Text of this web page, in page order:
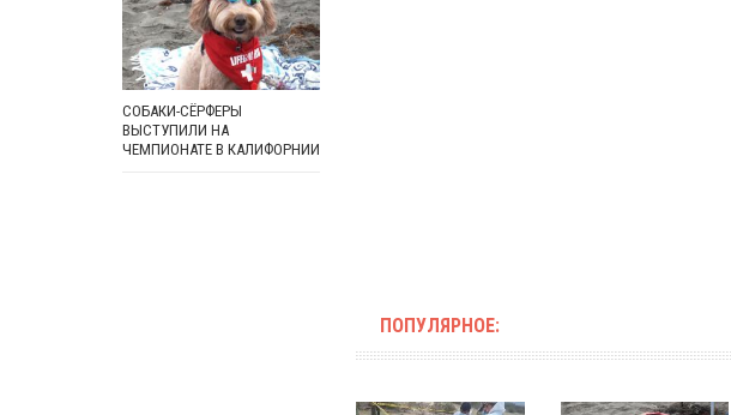
ПОПУЛЯРНОЕ:
СОБАКИ-СЁРФЕРЫ
ВЫСТУПИЛИ НА
ЧЕМПИОНАТЕ В КАЛИФОРНИИ